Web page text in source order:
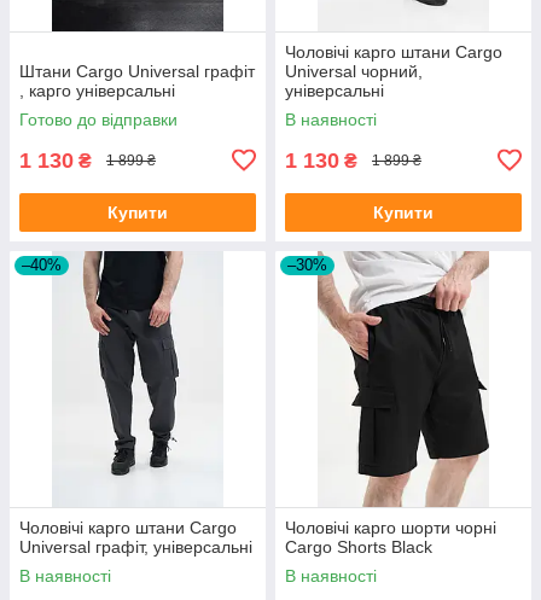
Штани Cargo Universal графіт
, карго універсальні
Готово до відправки
1 130 ₴ 1 899 ₴
Купити
Чоловічі карго штани Cargo
Universal чорний,
універсальні
В наявності
1 130 ₴ 1 899 ₴
Купити
–40%
Чоловічі карго штани Cargo
Universal графіт, універсальні
В наявності
–30%
Чоловічі карго шорти чорні
Cargo Shorts Black
В наявності